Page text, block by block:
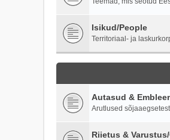
Isikud/People
Territoriaal- ja
Autasud &
Arutlused
Riietus &